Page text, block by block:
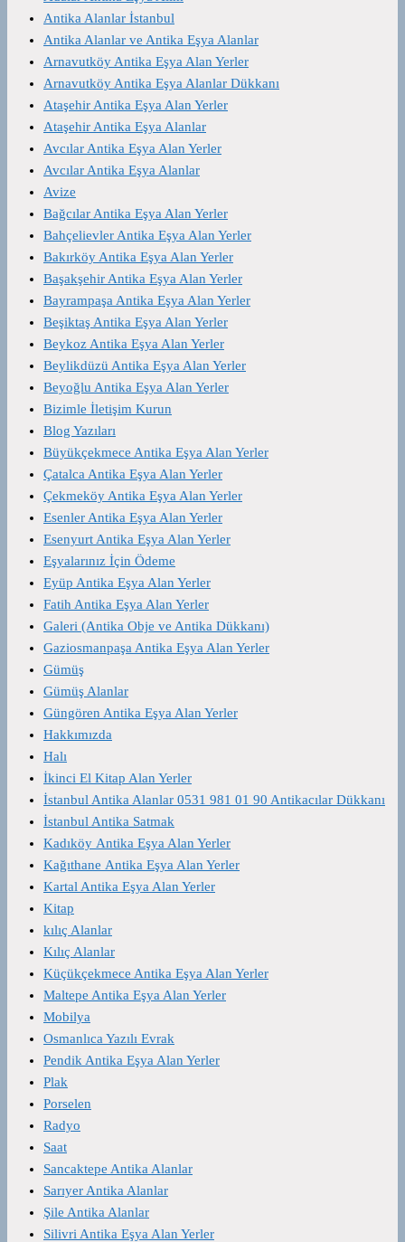
Antika Alanlar İstanbul
Antika Alanlar ve Antika Eşya Alanlar
Arnavutköy Antika Eşya Alan Yerler
Arnavutköy Antika Eşya Alanlar Dükkanı
Ataşehir Antika Eşya Alan Yerler
Ataşehir Antika Eşya Alanlar
Avcılar Antika Eşya Alan Yerler
Avcılar Antika Eşya Alanlar
Avize
Bağcılar Antika Eşya Alan Yerler
Bahçelievler Antika Eşya Alan Yerler
Bakırköy Antika Eşya Alan Yerler
Başakşehir Antika Eşya Alan Yerler
Bayrampaşa Antika Eşya Alan Yerler
Beşiktaş Antika Eşya Alan Yerler
Beykoz Antika Eşya Alan Yerler
Beylikdüzü Antika Eşya Alan Yerler
Beyoğlu Antika Eşya Alan Yerler
Bizimle İletişim Kurun
Blog Yazıları
Büyükçekmece Antika Eşya Alan Yerler
Çatalca Antika Eşya Alan Yerler
Çekmeköy Antika Eşya Alan Yerler
Esenler Antika Eşya Alan Yerler
Esenyurt Antika Eşya Alan Yerler
Eşyalarınız İçin Ödeme
Eyüp Antika Eşya Alan Yerler
Fatih Antika Eşya Alan Yerler
Galeri (Antika Obje ve Antika Dükkanı)
Gaziosmanpaşa Antika Eşya Alan Yerler
Gümüş
Gümüş Alanlar
Güngören Antika Eşya Alan Yerler
Hakkımızda
Halı
İkinci El Kitap Alan Yerler
İstanbul Antika Alanlar 0531 981 01 90 Antikacılar Dükkanı
İstanbul Antika Satmak
Kadıköy Antika Eşya Alan Yerler
Kağıthane Antika Eşya Alan Yerler
Kartal Antika Eşya Alan Yerler
Kitap
kılıç Alanlar
Kılıç Alanlar
Küçükçekmece Antika Eşya Alan Yerler
Maltepe Antika Eşya Alan Yerler
Mobilya
Osmanlıca Yazılı Evrak
Pendik Antika Eşya Alan Yerler
Plak
Porselen
Radyo
Saat
Sancaktepe Antika Alanlar
Sarıyer Antika Alanlar
Şile Antika Alanlar
Silivri Antika Eşya Alan Yerler